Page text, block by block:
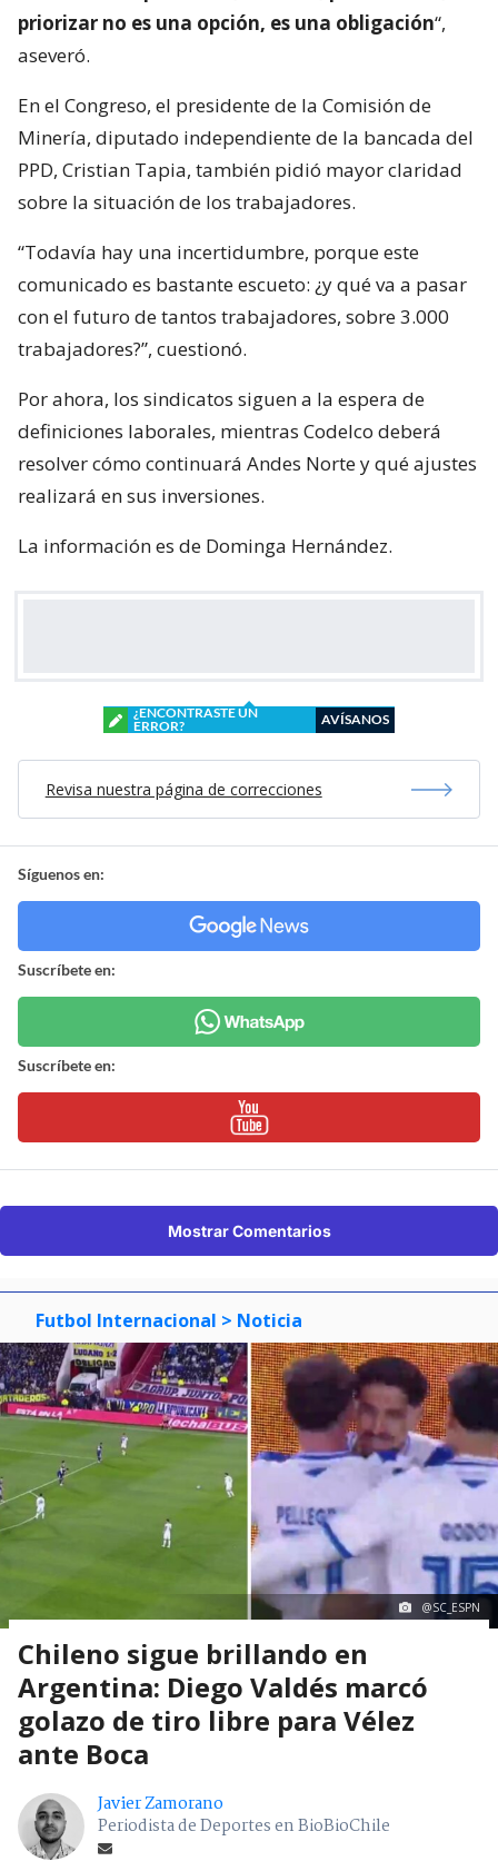
priorizar no es una opción, es una obligación“,
aseveró.
En el Congreso, el presidente de la Comisión de
Minería, diputado independiente de la bancada del
PPD, Cristian Tapia, también pidió mayor claridad
sobre la situación de los trabajadores.
“Todavía hay una incertidumbre, porque este
comunicado es bastante escueto: ¿y qué va a pasar
con el futuro de tantos trabajadores, sobre 3.000
trabajadores?”, cuestionó.
Por ahora, los sindicatos siguen a la espera de
definiciones laborales, mientras Codelco deberá
resolver cómo continuará Andes Norte y qué ajustes
realizará en sus inversiones.
La información es de Dominga Hernández.
¿ENCONTRASTE UN
ERROR?
AVÍSANOS
Revisa nuestra página de correcciones
Síguenos en:
Suscríbete en:
Suscríbete en:
Mostrar Comentarios
Futbol Internacional > Noticia
@SC_ESPN
Chileno sigue brillando en
Argentina: Diego Valdés marcó
golazo de tiro libre para Vélez
ante Boca
Javier Zamorano
Periodista de Deportes en BioBioChile